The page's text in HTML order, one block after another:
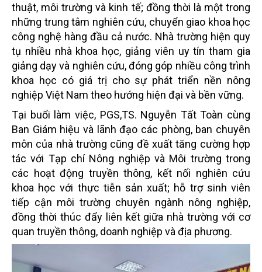
thuật, môi trường và kinh tế; đồng thời là một trong
những trung tâm nghiên cứu, chuyển giao khoa học
công nghệ hàng đầu cả nước. Nhà trường hiện quy
tụ nhiều nhà khoa học, giảng viên uy tín tham gia
giảng dạy và nghiên cứu, đóng góp nhiều công trình
khoa học có giá trị cho sự phát triển nền nông
nghiệp Việt Nam theo hướng hiện đại và bền vững.
Tại buổi làm việc, PGS,TS. Nguyễn Tất Toàn cùng
Ban Giám hiệu và lãnh đạo các phòng, ban chuyên
môn của nhà trường cũng đề xuất tăng cường hợp
tác với Tạp chí Nông nghiệp và Môi trường trong
các hoạt động truyền thông, kết nối nghiên cứu
khoa học với thực tiễn sản xuất; hỗ trợ sinh viên
tiếp cận môi trường chuyên ngành nông nghiệp,
đồng thời thúc đẩy liên kết giữa nhà trường với cơ
quan truyền thông, doanh nghiệp và địa phương.